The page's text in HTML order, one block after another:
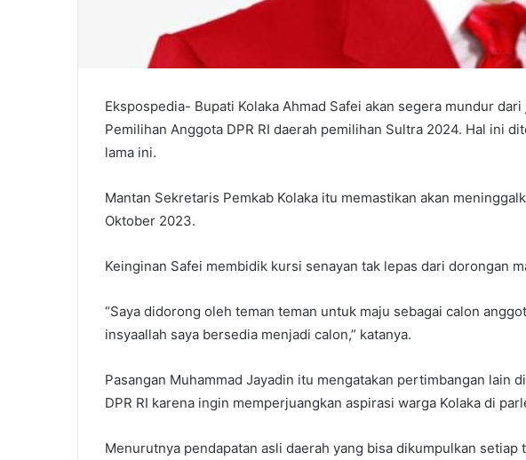
Ekspospedia- Bupati Kolaka Ahmad Safei akan segera mundur
Pemilihan Anggota DPR RI daerah pemilihan Sultra 2024. Hal ini
lama ini.
Mantan Sekretaris Pemkab Kolaka itu memastikan akan
Oktober 2023.
Keinginan Safei membidik kursi senayan tak lepas dari dorongan
“Saya didorong oleh teman teman untuk maju sebagai calon
insyaallah saya bersedia menjadi calon,” katanya.
Pasangan Muhammad Jayadin itu mengatakan pertimbangan lain
DPR RI karena ingin memperjuangkan aspirasi warga Kolaka di
Menurutnya pendapatan asli daerah yang bisa dikumpulkan setiap